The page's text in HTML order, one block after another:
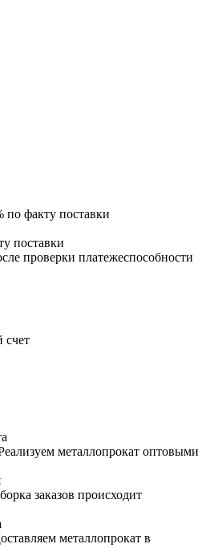
по факту поставки
поставки
проверки платежеспособности
счет
металлопрокат оптовыми
заказов происходит
металлопрокат в